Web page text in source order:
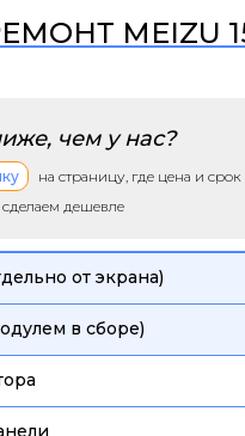
MEIZU
чем у нас?
на страницу, где цена и
дешевле
от экрана)
в сборе)